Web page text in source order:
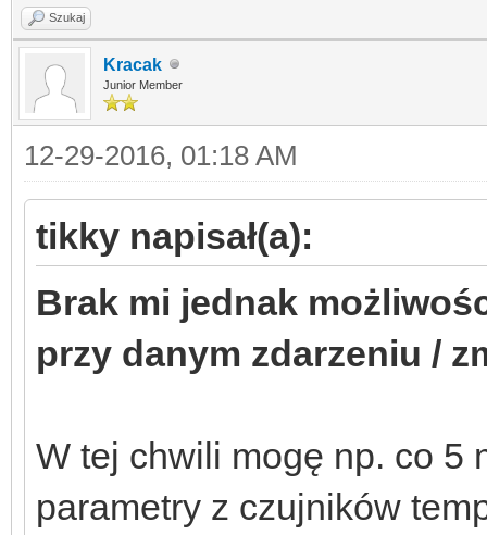
Szukaj
Kracak
Junior Member
12-29-2016, 01:18 AM
tikky napisał(a):
Brak mi jednak
przy danym zdarzeniu /
W tej chwili mogę np. co 5
parametry z czujników